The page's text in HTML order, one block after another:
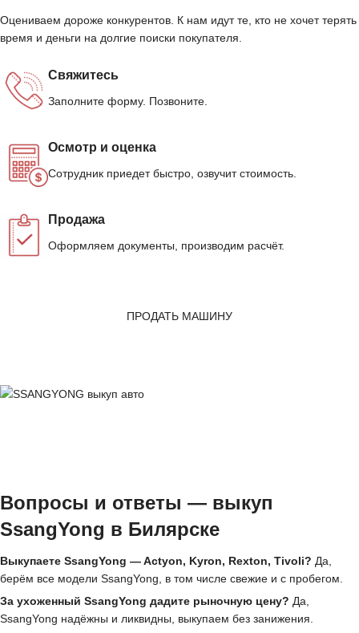
Оцениваем дороже конкурентов. К нам идут те, кто не хочет терять
время и деньги на долгие поиски покупателя.
Свяжитесь
Заполните форму. Позвоните.
Осмотр и оценка
Сотрудник приедет быстро, озвучит стоимость.
Продажа
Оформляем документы, производим расчёт.
ПРОДАТЬ МАШИНУ
Вопросы и ответы — выкуп
SsangYong в Билярске
Выкупаете SsangYong — Actyon, Kyron, Rexton, Tivoli? Да,
берём все модели SsangYong, в том числе свежие и с пробегом.
За ухоженный SsangYong дадите рыночную цену? Да,
SsangYong надёжны и ликвидны, выкупаем без занижения.